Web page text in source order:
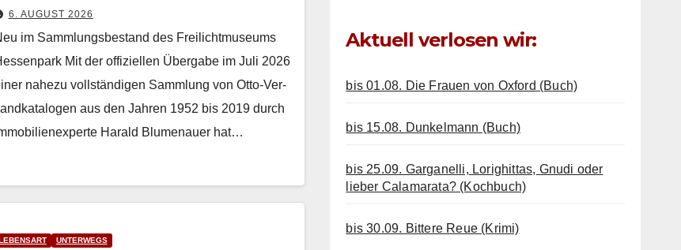
6. AUGUST 2026
im Sammlungsbestand des Freilichtmuseums
Mit der offiziellen Über­gabe im Juli 2026
nahezu voll­ständi­gen Samm­lung von Otto-Ver­
aus den Jahren 1952 bis 2019 durch
Har­ald Blu­me­nauer hat…
UNTERWEGS
Aktuell verlosen wir:
bis 01.08. Die Frauen von Oxford (Buch)
bis 15.08. Dunkelmann (Buch)
bis 25.09. Garganelli, Lorighittas, Gnudi oder
lieber Calamarata? (Kochbuch)
bis 30.09. Bittere Reue (Krimi)